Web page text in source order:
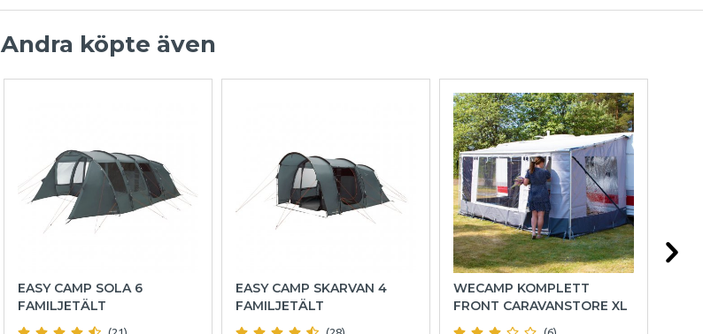
Andra köpte även
EASY CAMP SOLA 6
FAMILJETÄLT
EASY CAMP SKARVAN 4
FAMILJETÄLT
WECAMP KOMPLETT
FRONT CARAVANSTORE XL